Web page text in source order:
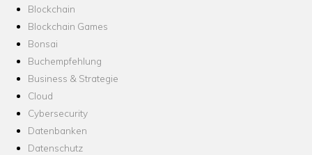
Blockchain
Blockchain Games
Bonsai
Buchempfehlung
Business & Strategie
Cloud
Cybersecurity
Datenbanken
Datenschutz